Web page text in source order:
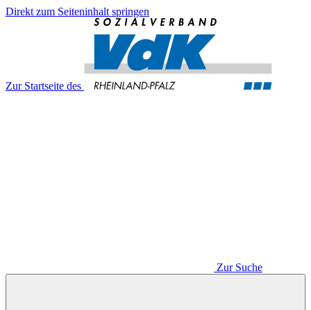
Direkt zum Seiteninhalt springen
Zur Startseite des
Zur Suche